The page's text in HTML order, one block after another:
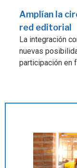
Amplían la
red editorial
La integración
nuevas
participación en